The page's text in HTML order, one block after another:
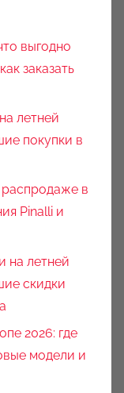
выгодно
заказать
летней
покупки в
распродаже в
Pinalli и
на летней
скидки
2026: где
модели и